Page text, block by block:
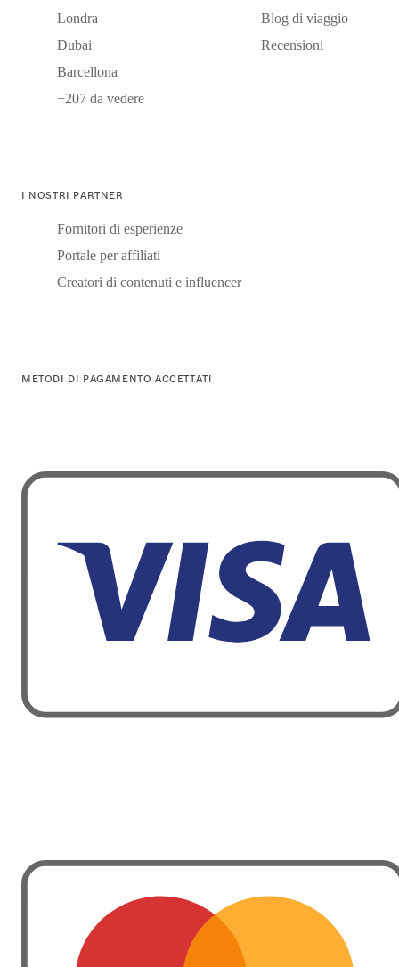
Londra
Dubai
Barcellona
+207 da vedere
Blog di viaggio
Recensioni
I NOSTRI PARTNER
Fornitori di esperienze
Portale per affiliati
Creatori di contenuti e influencer
METODI DI PAGAMENTO ACCETTATI